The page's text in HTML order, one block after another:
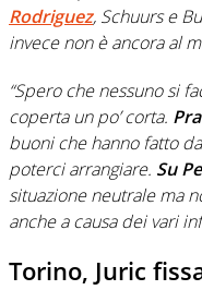
Rodriguez, Schuurs e
invece non è ancora al
“Spero che nessuno si
coperta un po’ corta.
buoni che hanno fatto
poterci arrangiare. Su
situazione neutrale ma
anche a causa dei vari
Torino, Juric